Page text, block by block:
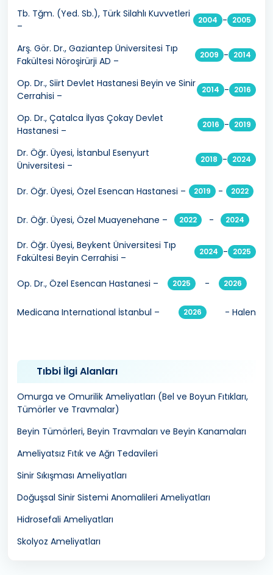
Tb. Tğm. (Yed. Sb.), Türk Silahlı Kuvvetleri
–
2004 - 2005
Arş. Gör. Dr., Gaziantep Üniversitesi Tıp
Fakültesi Nöroşirürji AD –
2009 - 2014
Op. Dr., Siirt Devlet Hastanesi Beyin ve Sinir
Cerrahisi –
2014 - 2016
Op. Dr., Çatalca İlyas Çokay Devlet
Hastanesi –
2016 - 2019
Dr. Öğr. Üyesi, İstanbul Esenyurt
Üniversitesi –
2018 - 2024
Dr. Öğr. Üyesi, Özel Esencan Hastanesi – 2019 - 2022
Dr. Öğr. Üyesi, Özel Muayenehane – 2022 - 2024
Dr. Öğr. Üyesi, Beykent Üniversitesi Tıp
Fakültesi Beyin Cerrahisi –
2024 - 2025
Op. Dr., Özel Esencan Hastanesi – 2025 - 2026
Medicana International İstanbul – 2026 - Halen
Tıbbi İlgi Alanları
Omurga ve Omurilik Ameliyatları (Bel ve Boyun Fıtıkları,
Tümörler ve Travmalar)
Beyin Tümörleri, Beyin Travmaları ve Beyin Kanamaları
Ameliyatsız Fıtık ve Ağrı Tedavileri
Sinir Sıkışması Ameliyatları
Doğuşsal Sinir Sistemi Anomalileri Ameliyatları
Hidrosefali Ameliyatları
Skolyoz Ameliyatları